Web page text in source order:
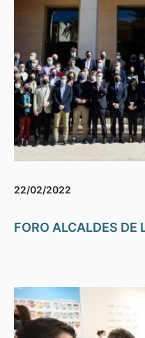
22/02/2022
FORO ALCALDES